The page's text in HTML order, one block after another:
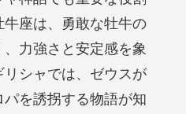
座は、勇敢な牡牛の
力強さと安定感を象
シャでは、ゼウスが
を誘拐する物語が知